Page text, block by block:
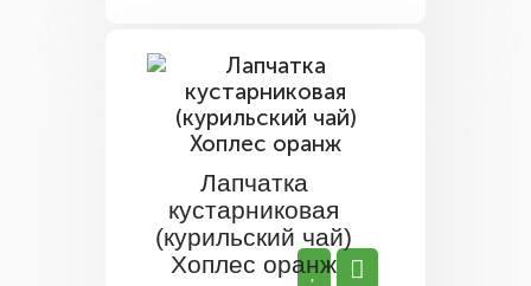
Лапчатка
кустарниковая
(курильский чай)
Хоплес оранж